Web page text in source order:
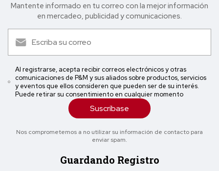
Mantente informado en tu correo con la mejor in formación
en mercadeo, publicidad y comunicaciones.
Al registrarse, acepta recibir correos electrónicos y otras
comunicaciones de P&M y sus aliados sobre productos, servicios
y eventos que ellos consideren que pueden ser de su interés.
Puede retirar su consentimiento en cualquier momento
Suscríbase
Nos comprometemos a no utilizar su información de contacto para
enviar spam.
Guardando Registro